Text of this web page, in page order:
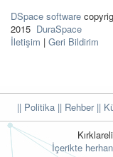
DSpace software
2015 DuraSpace
İletişim | Geri Bildirim
|| Politika || Rehber||
İçerikte